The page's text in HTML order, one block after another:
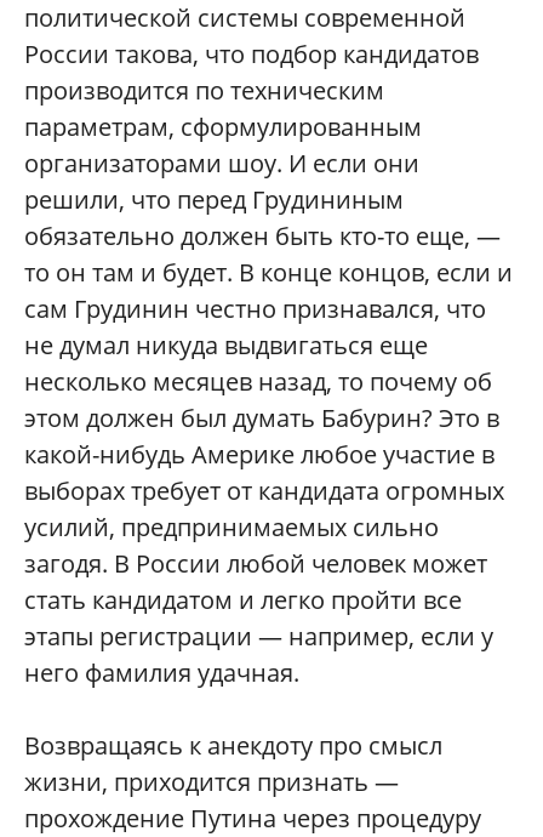
политической системы современной
России такова, что подбор кандидатов
производится по техническим
параметрам, сформулированным
организаторами шоу. И если они
решили, что перед Грудининым
обязательно должен быть кто-то еще, —
то он там и будет. В конце концов, если и
сам Грудинин честно признавался, что
не думал никуда выдвигаться еще
несколько месяцев назад, то почему об
этом должен был думать Бабурин? Это в
какой-нибудь Америке любое участие в
выборах требует от кандидата огромных
усилий, предпринимаемых сильно
загодя. В России любой человек может
стать кандидатом и легко пройти все
этапы регистрации — например, если у
него фамилия удачная.
Возвращаясь к анекдоту про смысл
жизни, приходится признать —
прохождение Путина через процедуру